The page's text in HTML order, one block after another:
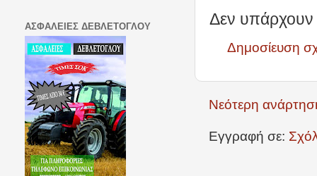
Δεν υπάρχουν
Δημοσίευση
Νεότερη
Εγγραφή σε:
ΑΣΦΑΛΕΙΕΣ ΔΕΒΛΕΤΟΓΛΟΥ